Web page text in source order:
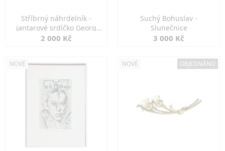
Stříbrný náhrdelník -
jantarové srdíčko Georg
Kramer
2 000 Kč
Suchý Bohuslav -
Slunečnice
3 000 Kč
NOVÉ NOVÉ OBJEDNÁNO